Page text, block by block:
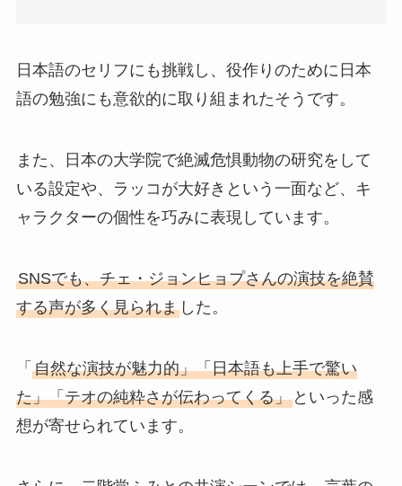
日本語のセリフにも挑戦し、役作りのために日本
語の勉強にも意欲的に取り組まれたそうです。
また、日本の大学院で絶滅危惧動物の研究をして
いる設定や、ラッコが大好きという一面など、キ
ャラクターの個性を巧みに表現しています。
SNSでも、チェ・ジョンヒョプさんの演技を絶賛
する声が多く見られました。
「 自然な演技が魅力的」「日本語も上手で驚い
た」「テオの純粋さが伝わってくる」といった感
想が寄せられています。